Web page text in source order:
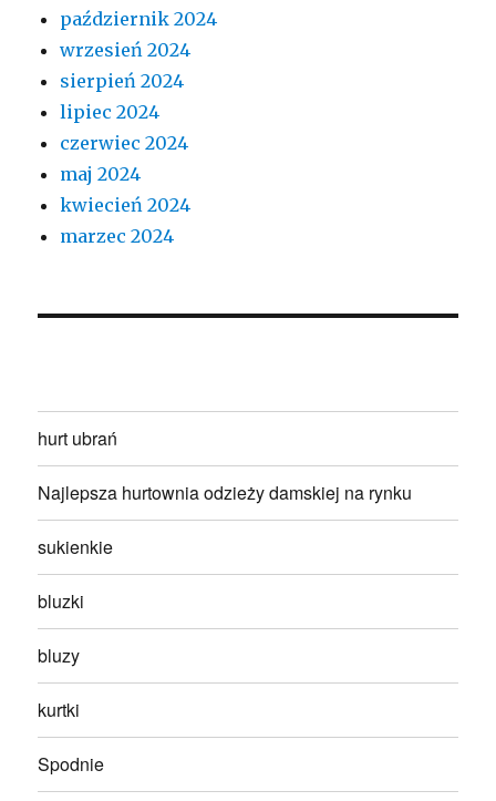
październik 2024
wrzesień 2024
sierpień 2024
lipiec 2024
czerwiec 2024
maj 2024
kwiecień 2024
marzec 2024
hurt ubrań
Najlepsza hurtownia odzieży damskiej na rynku
sukienkie
bluzki
bluzy
kurtki
Spodnie